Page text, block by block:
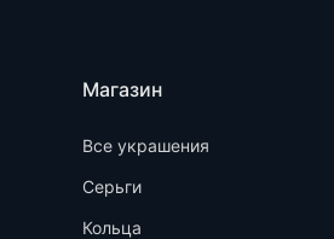
Магазин
Все украшения
Серьги
Кольца